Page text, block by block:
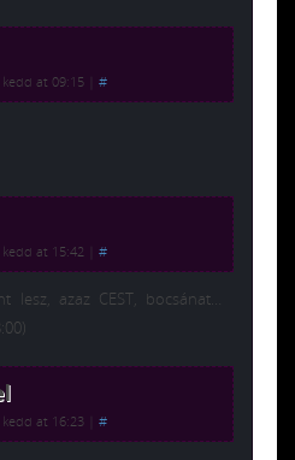
kedd at 09:15 #
at 15:42 #
lesz, azaz CEST, bocsánat…
kedd at 16:23 #